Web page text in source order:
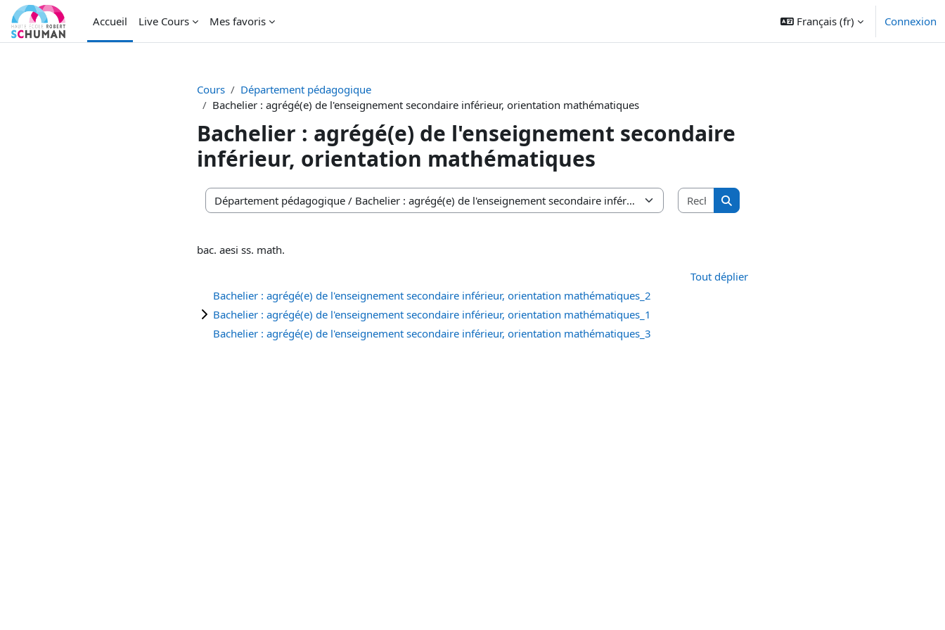
Passer au contenu principal
Accueil
Live Cours Mes favoris Français ‎(fr)‎ Connexion
Cours
Département pédagogique
Bachelier : agrégé(e) de l'enseignement secondaire inférieur, orientation mathématiques
Bachelier : agrégé(e) de l'enseignement secondaire
inférieur, orientation mathématiques
Catégories de cours
Rechercher des cours
Rechercher des cours
bac. aesi ss. math.
Tout déplier
Bachelier : agrégé(e) de l'enseignement secondaire inférieur, orientation mathématiques_2
Bachelier : agrégé(e) de l'enseignement secondaire inférieur, orientation mathématiques_1
Bachelier : agrégé(e) de l'enseignement secondaire inférieur, orientation mathématiques_3